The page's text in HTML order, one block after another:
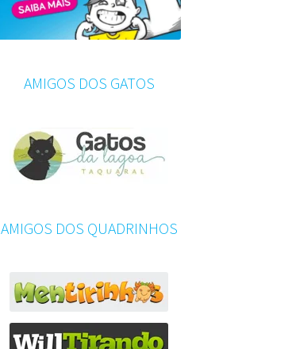
AMIGOS DOS GATOS
AMIGOS DOS QUADRINHOS